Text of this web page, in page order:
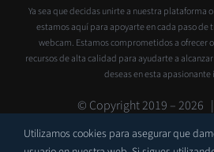
Ya sea que decidas unirte a nuestra plataforma
estamos aquí para apoyarte en cada paso de
webcam. Estamos comprometidos a ofrecer
recursos de alta calidad para ayudarte a
deseas en esta
© Copyright 2019 –2026 |
privacidad
Contacto
Utilizamos cookies para asegurar que